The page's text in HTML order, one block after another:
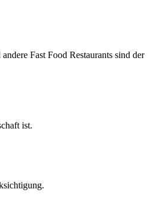
Fast Food Restaurants sind der
ist.